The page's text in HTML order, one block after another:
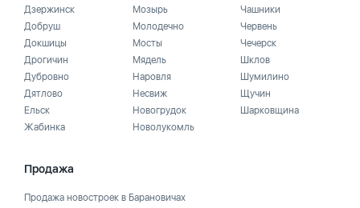
Дзержинск
Добруш
Докшицы
Дрогичин
Дубровно
Дятлово
Ельск
Жабинка
Мозырь
Молодечно
Мосты
Мядель
Наровля
Несвиж
Новогрудок
Новолукомль
Чашники
Червень
Чечерск
Шклов
Шумилино
Щучин
Шарковщина
Продажа
Продажа новостроек в Барановичах